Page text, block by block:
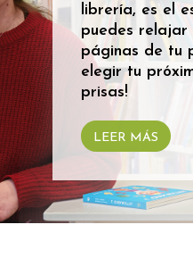
librería, es el
puedes relajar
páginas de tu
elegir tu
prisas!
LEER MÁS